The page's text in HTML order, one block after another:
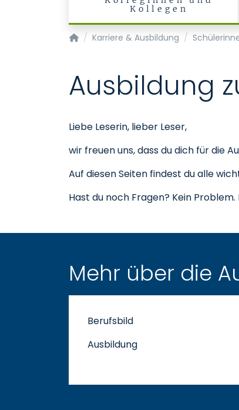
Kollegen
Startseite
Karriere & Ausbildung
Ausbildung
Liebe Leserin, lieber Leser,
wir freuen uns, dass du dich für die
Auf diesen Seiten findest du alle
Hast du noch Fragen? Kein
Mehr über die
Berufsbild
Ausbildung